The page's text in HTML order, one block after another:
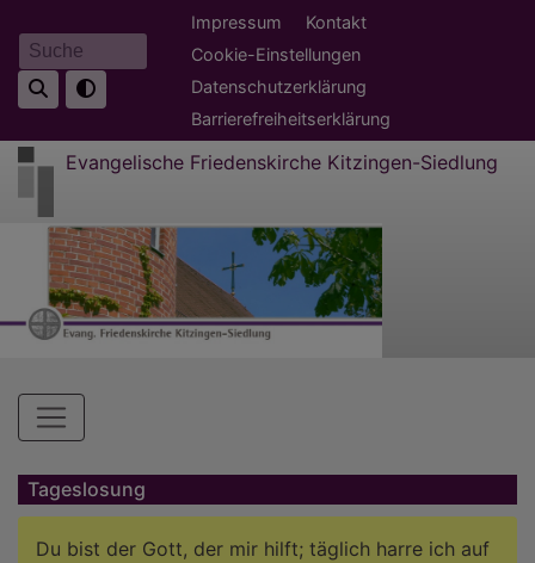
zum
Inhalt
Suche
Fußbereichsmenü
Impressum
Kontakt
Cookie-Einstellungen
Datenschutzerklärung
Barrierefreiheitserklärung
Evangelische Friedenskirche Kitzingen-Siedlung
Hauptnavigation
Tageslosung
Du bist der Gott, der mir hilft; täglich harre ich auf